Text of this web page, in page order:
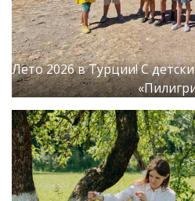
Лето 2026 в Турции! С